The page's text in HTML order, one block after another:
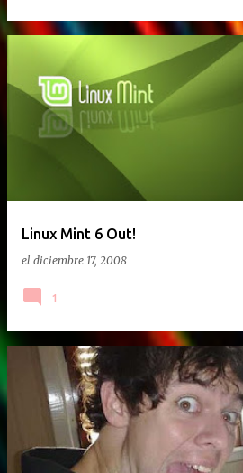
Linux Mint 6 Out!
el diciembre 17, 2008
1